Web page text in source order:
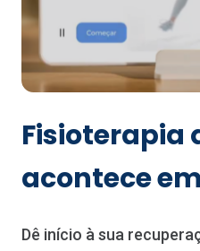
Fisioterapia
acontece
Dê início à sua